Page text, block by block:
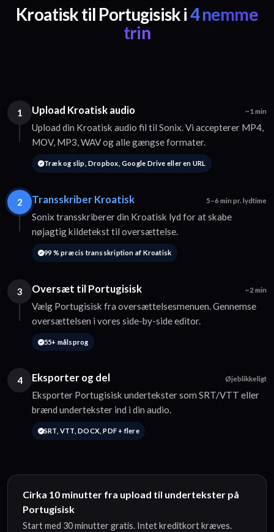
Kroatisk til Portugisisk i4 nemme
trin
1 Upload Kroatisk audio ~1 min
Upload din Kroatisk audio fil til Sonix. Vi accepterer MP4,
MOV, MP3, WAV og alle gængse formater.
Træk og slip, Dropbox, Google Drive eller en URL
2 Transskriber Kroatisk 5–6 min pr. lydtime
Sonix transskriberer din Kroatisk lyd for at skabe
nøjagtig kildetekst til oversættelse.
99 % præcis transskription af Kroatisk
3 Oversæt til Portugisisk ~2 min
Vælg Portugisisk fra oversættelsesmenuen. Gennemse
oversættelsen i vores side-by-side editor.
55+ målsprog
4 Eksporter og del Øjeblikkeligt
Eksporter Portugisisk undertekster som SRT/VTT eller
brænd undertekster ind i din audio.
SRT, VTT, DOCX, PDF + flere
Cirka 10 minutter fra upload til undertekster på
Portugisisk
Start med 30 minutter gratis. Intet kreditkort kræves.